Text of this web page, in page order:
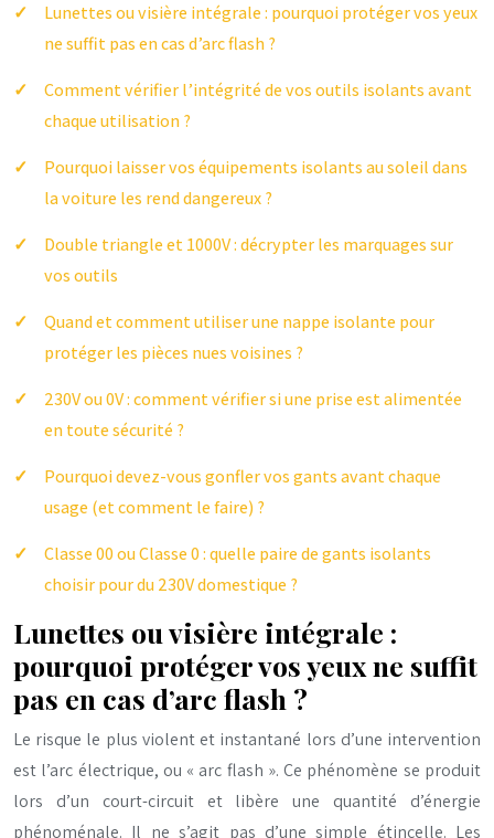
Lunettes ou visière intégrale : pourquoi protéger vos yeux
ne suffit pas en cas d’arc flash ?
Comment vérifier l’intégrité de vos outils isolants avant
chaque utilisation ?
Pourquoi laisser vos équipements isolants au soleil dans
la voiture les rend dangereux ?
Double triangle et 1000V : décrypter les marquages sur
vos outils
Quand et comment utiliser une nappe isolante pour
protéger les pièces nues voisines ?
230V ou 0V : comment vérifier si une prise est alimentée
en toute sécurité ?
Pourquoi devez-vous gonfler vos gants avant chaque
usage (et comment le faire) ?
Classe 00 ou Classe 0 : quelle paire de gants isolants
choisir pour du 230V domestique ?
Lunettes ou visière intégrale :
pourquoi protéger vos yeux ne suffit
pas en cas d’arc flash ?
Le risque le plus violent et instantané lors d’une intervention
est l’arc électrique, ou « arc flash ». Ce phénomène se produit
lors d’un court-circuit et libère une quantité d’énergie
phénoménale. Il ne s’agit pas d’une simple étincelle. Les